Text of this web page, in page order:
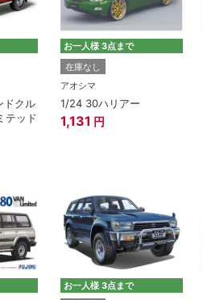
ドクル
テッド
お一人様 3点まで
在庫なし
アオシマ
1/24 30ハリアー
1,131 円
お一人様 3点まで